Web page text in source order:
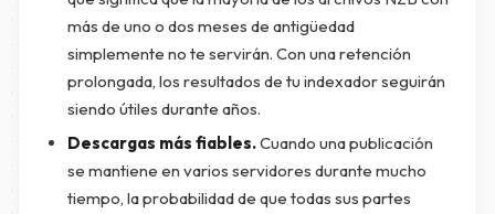
más de uno o dos meses de antigüedad
simplemente no te servirán. Con una retención
prolongada, los resultados de tu indexador seguirán
siendo útiles durante años.
Descargas más fiables.Cuando una publicación
se mantiene en varios servidores durante mucho
tiempo, la probabilidad de que todas sus partes